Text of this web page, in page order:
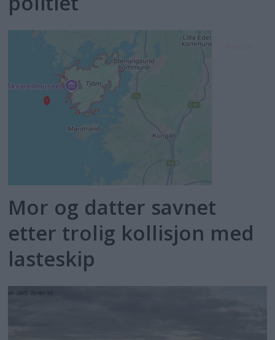
Mor og datter savnet
etter trolig kollisjon med
lasteskip